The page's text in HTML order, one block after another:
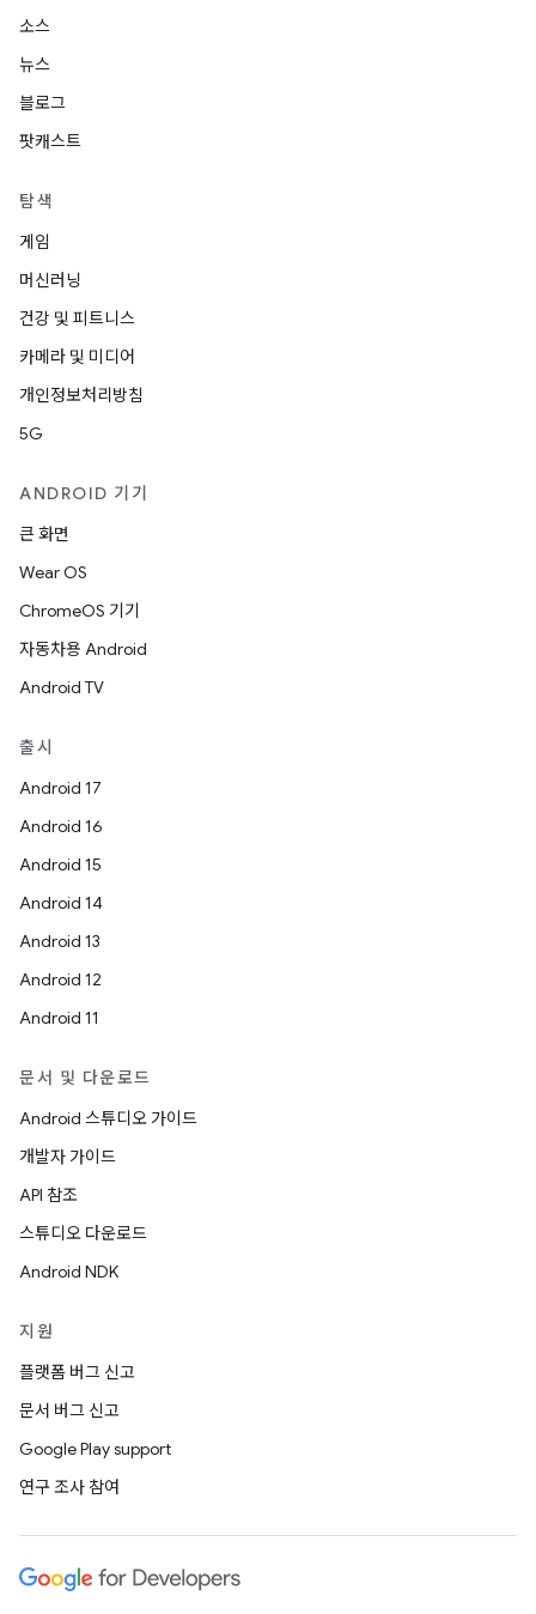
소스
뉴스
블로그
팟캐스트
탐색
게임
머신러닝
건강 및 피트니스
카메라 및 미디어
개인정보처리방침
5G
ANDROID 기기
큰 화면
Wear OS
ChromeOS 기기
자동차용 Android
Android TV
출시
Android 17
Android 16
Android 15
Android 14
Android 13
Android 12
Android 11
문서 및 다운로드
Android 스튜디오 가이드
개발자 가이드
API 참조
스튜디오 다운로드
Android NDK
지원
플랫폼 버그 신고
문서 버그 신고
Google Play support
연구 조사 참여